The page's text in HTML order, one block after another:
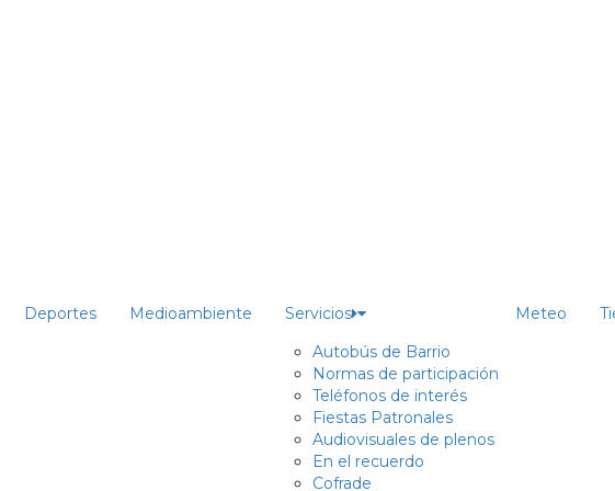
Deportes Medioambiente
Servicios
Autobús de Barrio
Normas de participación
Teléfonos de interés
Fiestas Patronales
Audiovisuales de plenos
En el recuerdo
Cofrade
Meteo